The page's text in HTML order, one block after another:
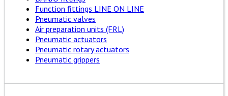
Function fittings LINE ON LINE
Pneumatic valves
Air preparation units (FRL)
Pneumatic actuators
Pneumatic rotary actuators
Pneumatic grippers